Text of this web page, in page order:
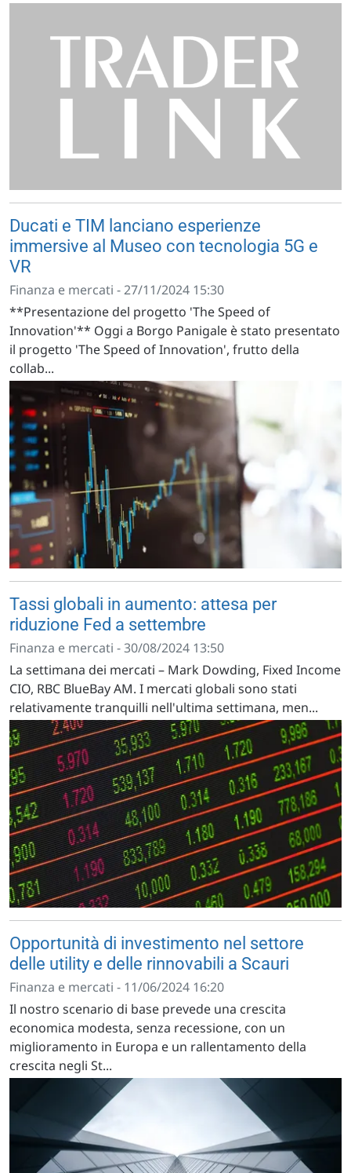
Ducati e TIM lanciano esperienze
immersive al Museo con tecnologia 5G e
VR
Finanza e mercati - 27/11/2024 15:30
**Presentazione del progetto 'The Speed of
Innovation'** Oggi a Borgo Panigale è stato presentato
il progetto 'The Speed of Innovation', frutto della
collab...
Tassi globali in aumento: attesa per
riduzione Fed a settembre
Finanza e mercati - 30/08/2024 13:50
La settimana dei mercati – Mark Dowding, Fixed Income
CIO, RBC BlueBay AM. I mercati globali sono stati
relativamente tranquilli nell'ultima settimana, men...
Opportunità di investimento nel settore
delle utility e delle rinnovabili a Scauri
Finanza e mercati - 11/06/2024 16:20
Il nostro scenario di base prevede una crescita
economica modesta, senza recessione, con un
miglioramento in Europa e un rallentamento della
crescita negli St...